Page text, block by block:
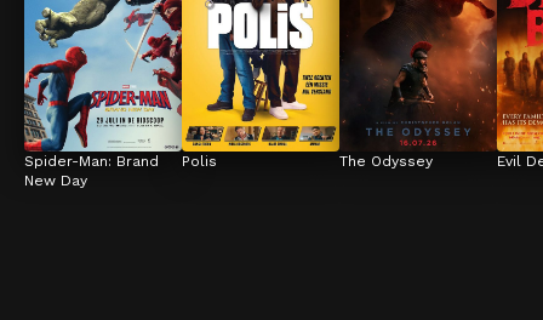
Spider-Man: Brand
New Day
Polis The Odyssey Evil